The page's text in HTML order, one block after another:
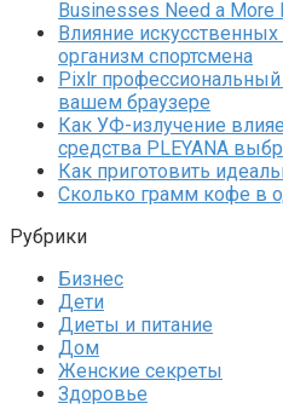
Businesses Need a
Влияние искусственных
организм спортсмена
Pixlr
вашем браузере
Как УФ-излучение
средства PLEYANA
Как приготовить
Сколько грамм кофе в
Рубрики
Бизнес
Дети
Диеты и питание
Дом
Женские секреты
Здоровье